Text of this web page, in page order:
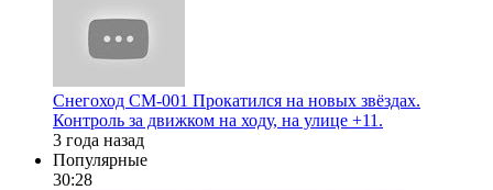
Снегоход СМ-001 Прокатился на новых звёздах.
Контроль за движком на ходу, на улице +11.
3 года назад
Популярные
30:28